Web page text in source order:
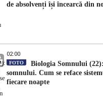
de absolvenți își încearcă din
02:00
FOTO
Biologia Somnului
somnului. Cum se reface
fiecare noapte